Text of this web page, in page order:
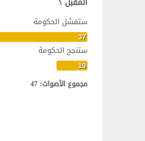
ستفشل الحكومة
37
ستنجح الحكومة
10
مجموع الأصوات: 47